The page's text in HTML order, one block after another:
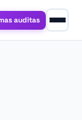
auditas